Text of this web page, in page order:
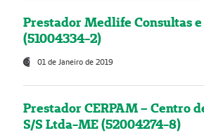
Prestador Medlife Consultas
(51004334-2)
01 de Janeiro de 2019
Prestador CERPAM – Centro
S/S Ltda-ME (52004274-8)